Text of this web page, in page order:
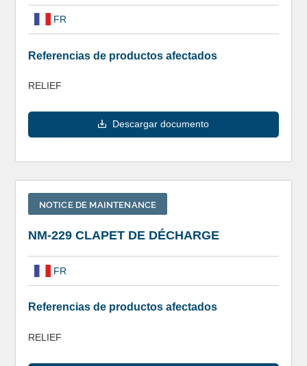
FR
Referencias de productos afectados
RELIEF
Descargar documento
NOTICE DE MAINTENANCE
NM-229 CLAPET DE DÉCHARGE
FR
Referencias de productos afectados
RELIEF